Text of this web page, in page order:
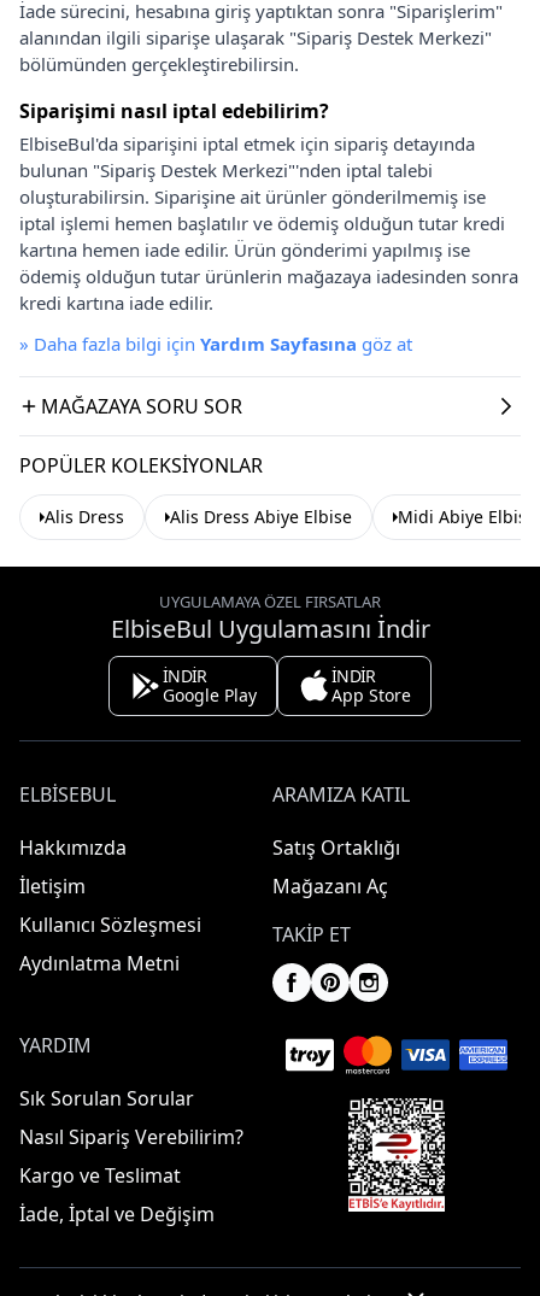
İade sürecini, hesabına giriş yaptıktan sonra "Siparişlerim"
alanından ilgili siparişe ulaşarak "Sipariş Destek Merkezi"
bölümünden gerçekleştirebilirsin.
Siparişimi nasıl iptal edebilirim?
ElbiseBul'da siparişini iptal etmek için sipariş detayında
bulunan "Sipariş Destek Merkezi"'nden iptal talebi
oluşturabilirsin. Siparişine ait ürünler gönderilmemiş ise
iptal işlemi hemen başlatılır ve ödemiş olduğun tutar kredi
kartına hemen iade edilir. Ürün gönderimi yapılmış ise
ödemiş olduğun tutar ürünlerin mağazaya iadesinden sonra
kredi kartına iade edilir.
» Daha fazla bilgi için Yardım Sayfasına göz at
MAĞAZAYA SORU SOR
POPÜLER KOLEKSIYONLAR
Alis Dress Alis Dress Abiye Elbise Midi Abiye Elbise
UYGULAMAYA ÖZEL FIRSATLAR
ElbiseBul Uygulamasını İndir
İNDİR
Google Play
İNDİR
App Store
ELBISEBUL
Hakkımızda
İletişim
Kullanıcı Sözleşmesi
Aydınlatma Metni
ARAMIZA KATIL
Satış Ortaklığı
Mağazanı Aç
TAKIP ET
YARDIM
Sık Sorulan Sorular
Nasıl Sipariş Verebilirim?
Kargo ve Teslimat
İade, İptal ve Değişim